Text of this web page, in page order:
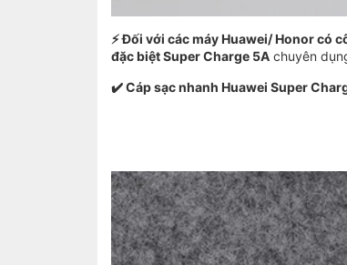
⚡ Đối với các máy Huawei/ Honor có
đặc biệt Super Charge 5A chuyên
✔️ Cáp sạc nhanh Huawei Super